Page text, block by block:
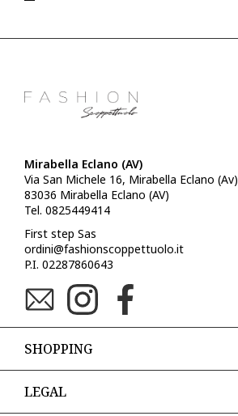
Mirabella Eclano (AV)
Via San Michele 16, Mirabella Eclano (Av)
83036 Mirabella Eclano (AV)
Tel. 0825449414
First step Sas
ordini@fashionscoppettuolo.it
P.I. 02287860643
SHOPPING
LEGAL